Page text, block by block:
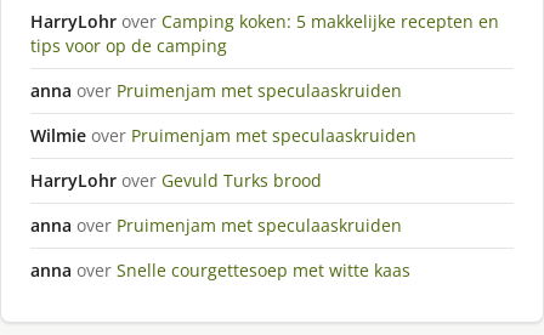
HarryLohr over Camping koken: 5 makkelijke recepten en
tips voor op de camping
anna over Pruimenjam met speculaaskruiden
Wilmie over Pruimenjam met speculaaskruiden
HarryLohr over Gevuld Turks brood
anna over Pruimenjam met speculaaskruiden
anna over Snelle courgettesoep met witte kaas